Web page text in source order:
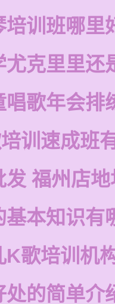
培训班哪里
尤克里里还
唱歌年会排
训速成班
发 福州店
基本知识有
K歌培训机
处的简单介